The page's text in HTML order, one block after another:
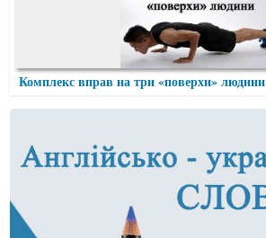
Комплекс вправ на три «поверхи» людини